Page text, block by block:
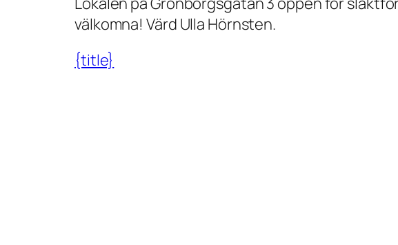
g
s
ö
p
välkomna! Värd Ulla Hörnsten.
{title}